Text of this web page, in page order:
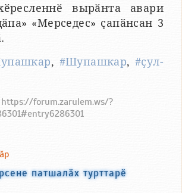
вырӑнта авари
«Мерседес» ҫапӑнсан 3
, #Шупашкар, #ҫул-
https://forum.zarulem.ws/?
патшалӑх турттарӗ